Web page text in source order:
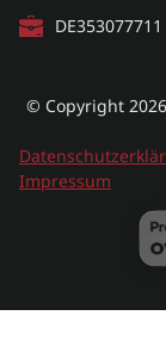
DE353077711
© Copyright 2026
Impressum